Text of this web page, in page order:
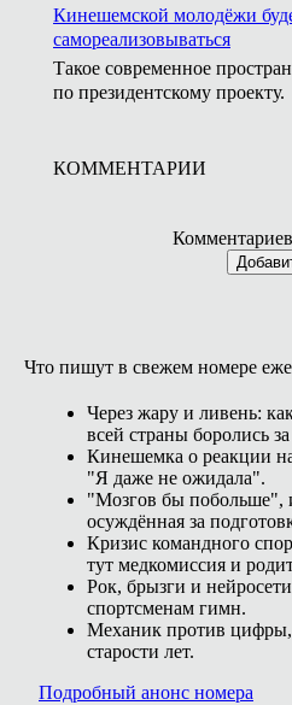
Кинешемской молодёжи
самореализовываться
Такое современное
по президентскому проекту.
КОММЕНТАРИИ
Что пишут в свежем номере
Через жару и ливень:
всей страны боролись
Кинешемка о реакции
"Я даже не ожидала".
"Мозгов бы побольше",
осуждённая за
Кризис командного
тут медкомиссия и
Рок, брызги и
спортсменам гимн.
Механик против
старости лет.
Подробный анонс номера